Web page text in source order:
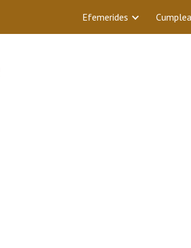
Efemerides